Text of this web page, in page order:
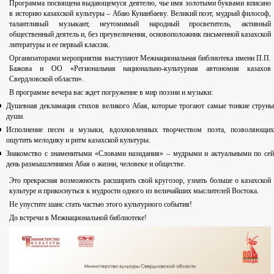
Программа посвящена выдающемуся деятелю, чье имя золотыми буквами вписано
в историю казахской культуры – Абаю Кунанбаеву. Великий поэт, мудрый философ,
талантливый музыкант, неутомимый народный просветитель, активный
общественный деятель и, без преувеличения, основоположник письменной казахской
литературы и ее первый классик.
Организаторами мероприятия выступают Межнациональная библиотека имени П.П.
Бажова и ОО «Региональная национально-культурная автономия казахов
Свердловской области».
В программе вечера вас ждет погружение в мир поэзии и музыки:
Душевная декламация стихов великого Абая, которые трогают самые тонкие струны
души.
Исполнение песен и музыки, вдохновленных творчеством поэта, позволяющих
ощутить мелодику и ритм казахской культуры.
Знакомство с знаменитыми «Словами назидания» – мудрыми и актуальными по сей
день размышлениями Абая о жизни, человеке и обществе.
Это прекрасная возможность расширить свой кругозор, узнать больше о казахской
культуре и прикоснуться к мудрости одного из величайших мыслителей Востока.
Не упустите шанс стать частью этого культурного события!
До встречи в Межнациональной библиотеке!